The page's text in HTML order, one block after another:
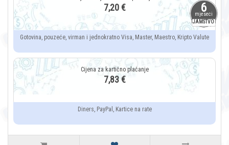
6
mjeseci
JAMSTVO
7,20 €
Gotovina, pouzeće, virman i jednokratno Visa, Master, Maestro, Kripto Valute
7,83 €
Diners, PayPal, Kartice na rate